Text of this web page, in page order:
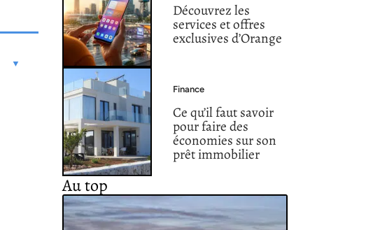
Découvrez les
services et offres
exclusives d’Orange
Finance
Ce qu’il faut savoir
pour faire des
économies sur son
prêt immobilier
Au top